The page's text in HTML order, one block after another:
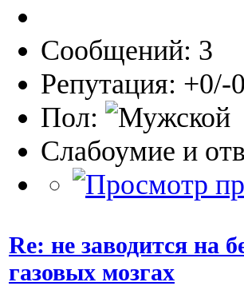
Сообщений: 3
Репутация: +0/-0
Пол:
Слабоумие и
Re: не заводится на
газовых мозгах